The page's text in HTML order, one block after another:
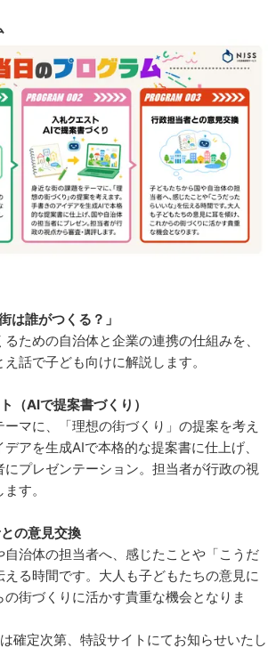
は誰がつくる？」
ための自治体と企業の連携の仕組みを、
話で子ども向けに解説します。
（AIで提案書づくり）
マに、「理想の街づくり」の提案を考え
アを生成AIで本格的な提案書に仕上げ、
にプレゼンテーション。担当者が行政の視
す。
の意見交換
治体の担当者へ、感じたことや「こうだ
える時間です。大人も子どもたちの意見に
街づくりに活かす貴重な機会となりま
確定次第、特設サイトにてお知らせいたし